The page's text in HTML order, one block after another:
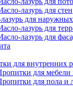
лазурь для стен
для
лазурь для
лазурь для
для внутренних
для мебели
для пола и